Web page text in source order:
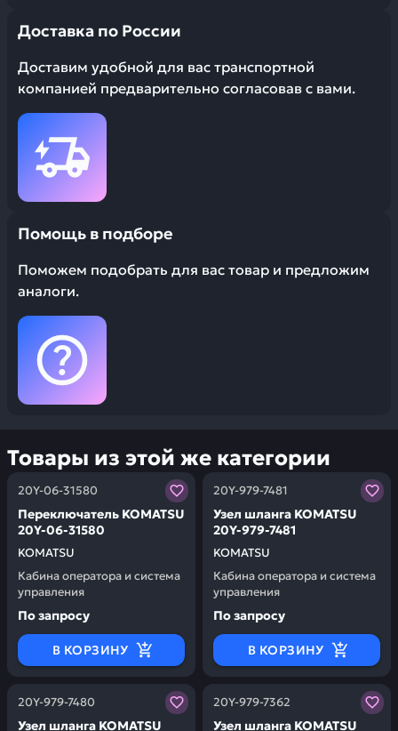
Доставка по России
Доставим удобной для вас транспортной
компанией предварительно согласовав с вами.
Помощь в подборе
Поможем подобрать для вас товар и предложим
аналоги.
Товары из этой же категории
20Y-06-31580
KOMATSU
Переключатель KOMATSU
20Y-06-31580
Кабина оператора и система
управления
Заказывая запчасти у нас, вы получаете гарантию
По запросу
В КОРЗИНУ
20Y-979-7481
KOMATSU
Узел шланга KOMATSU
20Y-979-7481
Кабина оператора и система
управления
Заказывая запчасти у
По запросу
В КОРЗИНУ
20Y-979-7480
Узел шланга KOMATSU
Заказывая запчасти у нас, вы получаете гарантию
20Y-979-7362
Узел шланга KOMATSU
Заказывая запчасти у